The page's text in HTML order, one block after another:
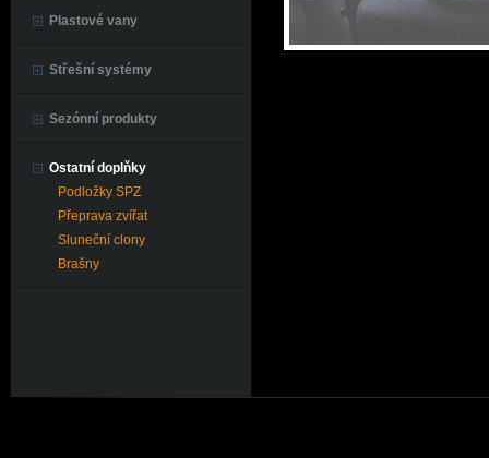
Plastové vany
Střešní systémy
Sezónní produkty
Ostatní doplňky
Podložky SPZ
Přeprava zvířat
Sluneční clony
Brašny